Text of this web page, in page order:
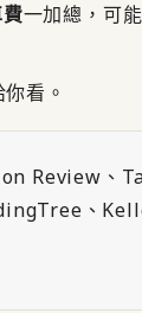
一加總，可
看。
Review、
、